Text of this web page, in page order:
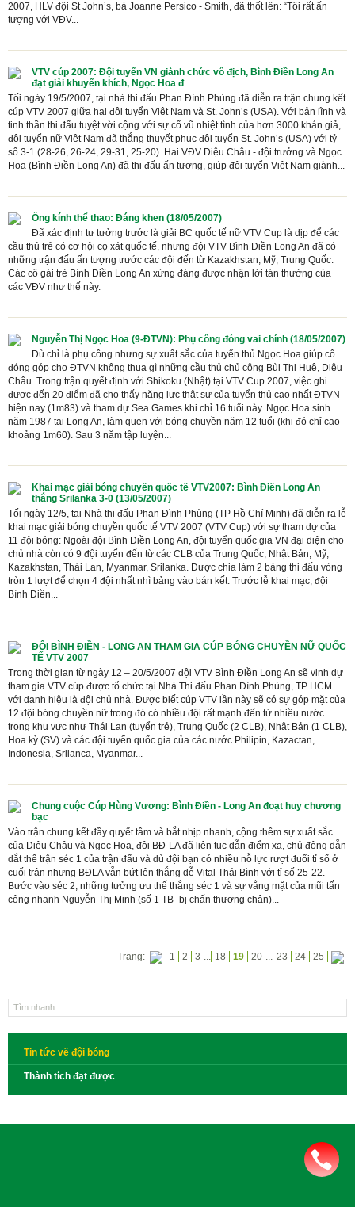
2007, HLV đội St John’s, bà Joanne Persico - Smith, đã thốt lên: “Tôi rất ấn
tượng với VĐV...
VTV cúp 2007: Đội tuyển VN giành chức vô địch, Bình Điền Long An
đạt giải khuyến khích, Ngọc Hoa đ
Tối ngày 19/5/2007, tại nhà thi đấu Phan Đình Phùng đã diễn ra trận chung kết
cúp VTV 2007 giữa hai đội tuyển Việt Nam và St. John’s (USA). Với bản lĩnh và
tinh thần thi đấu tuyệt vời cộng với sự cổ vũ nhiệt tình của hơn 3000 khán giả,
đội tuyển nữ Việt Nam đã thắng thuyết phục đội tuyển St. John’s (USA) với tỷ
số 3-1 (28-26, 26-24, 29-31, 25-20). Hai VĐV Diệu Châu - đội trưởng và Ngọc
Hoa (Bình Điền Long An) đã thi đấu ấn tượng, giúp đội tuyển Việt Nam giành...
Ống kính thể thao: Đáng khen (18/05/2007)
Đã xác định tư tưởng trước là giải BC quốc tế nữ VTV Cup là dịp để các
cầu thủ trẻ có cơ hội cọ xát quốc tế, nhưng đội VTV Bình Điền Long An đã có
những trận đấu ấn tượng trước các đội đến từ Kazakhstan, Mỹ, Trung Quốc.
Các cô gái trẻ Bình Điền Long An xứng đáng được nhận lời tán thưởng của
các VĐV như thế này.
Nguyễn Thị Ngọc Hoa (9-ĐTVN): Phụ công đóng vai chính (18/05/2007)
Dù chỉ là phụ công nhưng sự xuất sắc của tuyển thủ Ngọc Hoa giúp cô
đóng góp cho ĐTVN không thua gì những cầu thủ chủ công Bùi Thị Huệ, Diệu
Châu. Trong trận quyết định với Shikoku (Nhật) tại VTV Cup 2007, việc ghi
được đến 20 điểm đã cho thấy năng lực thật sự của tuyển thủ cao nhất ĐTVN
hiện nay (1m83) và tham dự Sea Games khi chỉ 16 tuổi này. Ngọc Hoa sinh
năm 1987 tại Long An, làm quen với bóng chuyền năm 12 tuổi (khi đó chỉ cao
khoảng 1m60). Sau 3 năm tập luyện...
Khai mạc giải bóng chuyền quốc tế VTV2007: Bình Điền Long An
thắng Srilanka 3-0 (13/05/2007)
Tối ngày 12/5, tại Nhà thi đấu Phan Đình Phùng (TP Hồ Chí Minh) đã diễn ra lễ
khai mạc giải bóng chuyền quốc tế VTV 2007 (VTV Cup) với sự tham dự của
11 đội bóng: Ngoài đội Bình Điền Long An, đội tuyển quốc gia VN đại diện cho
chủ nhà còn có 9 đội tuyển đến từ các CLB của Trung Quốc, Nhật Bản, Mỹ,
Kazakhstan, Thái Lan, Myanmar, Srilanka. Được chia làm 2 bảng thi đấu vòng
tròn 1 lượt để chọn 4 đội nhất nhì bảng vào bán kết. Trước lễ khai mạc, đội
Bình Điền...
ĐỘI BÌNH ĐIỀN - LONG AN THAM GIA CÚP BÓNG CHUYỀN NỮ QUỐC
TẾ VTV 2007
Trong thời gian từ ngày 12 – 20/5/2007 đội VTV Bình Điền Long An sẽ vinh dự
tham gia VTV cúp được tổ chức tại Nhà Thi đấu Phan Đình Phùng, TP HCM
với danh hiệu là đội chủ nhà. Được biết cúp VTV lần này sẽ có sự góp mặt của
12 đội bóng chuyền nữ trong đó có nhiều đội rất mạnh đến từ nhiều nước
trong khu vực như Thái Lan (tuyển trẻ), Trung Quốc (2 CLB), Nhật Bản (1 CLB),
Hoa kỳ (SV) và các đội tuyển quốc gia của các nước Philipin, Kazactan,
Indonesia, Srilanca, Myanmar...
Chung cuộc Cúp Hùng Vương: Bình Điền - Long An đoạt huy chương
bạc
Vào trận chung kết đầy quyết tâm và bắt nhịp nhanh, cộng thêm sự xuất sắc
của Diệu Châu và Ngọc Hoa, đội BĐ-LA đã liên tục dẫn điểm xa, chủ động dẫn
dắt thế trận séc 1 của trận đấu và dù đội bạn có nhiều nỗ lực rượt đuổi tỉ số ở
cuối trận nhưng BĐLA vẫn bứt lên thắng dễ Vital Thái Bình với tỉ số 25-22.
Bước vào séc 2, những tưởng ưu thế thắng séc 1 và sự vắng mặt của mũi tấn
công nhanh Nguyễn Thị Minh (số 1 TB- bị chấn thương chân)...
1 2 3 ... 18 19 20 ... 23 24 25
Trang:
Tin tức về đội bóng
Thành tích đạt được